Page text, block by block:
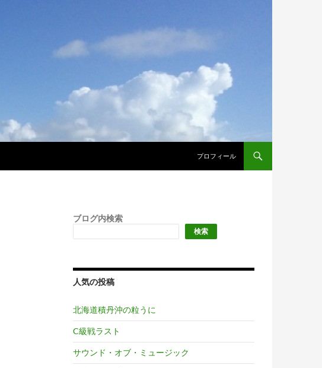
プロフィール
ブログ内検索
検索
人気の投稿
北海道積丹沖の粒うに
C級戦ラスト
サウンド・オブ・ミュージック